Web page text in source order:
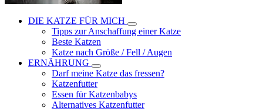
DIE KATZE FÜR MICH
Tipps zur Anschaffung einer Katze
Beste Katzen
Katze nach Größe / Fell / Augen
ERNÄHRUNG
Darf meine Katze das fressen?
Katzenfutter
Essen für Katzenbabys
Alternatives Katzenfutter